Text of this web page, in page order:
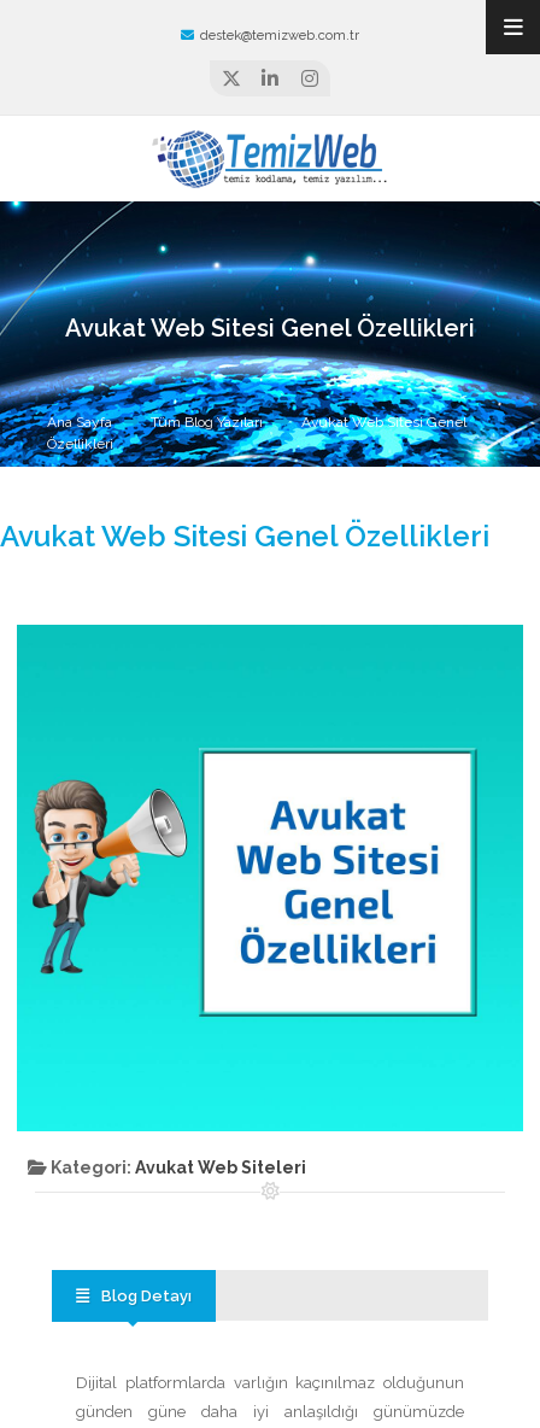
destek@temizweb.com.tr
Avukat Web Sitesi Genel Özellikleri
Ana Sayfa Tüm Blog Yazıları
Avukat Web Sitesi Genel
Özellikleri
Avukat Web Sitesi Genel Özellikleri
Kategori: Avukat Web Siteleri
Blog Detayı
Dijital platformlarda varlığın kaçınılmaz olduğunun
günden güne daha iyi anlaşıldığı günümüzde